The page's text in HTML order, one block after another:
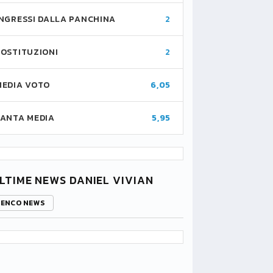
DALLA PANCHINA 2
2
VOTO 6,05
MEDIA 5,95
NEWS DANIEL VIVIAN
NEWS